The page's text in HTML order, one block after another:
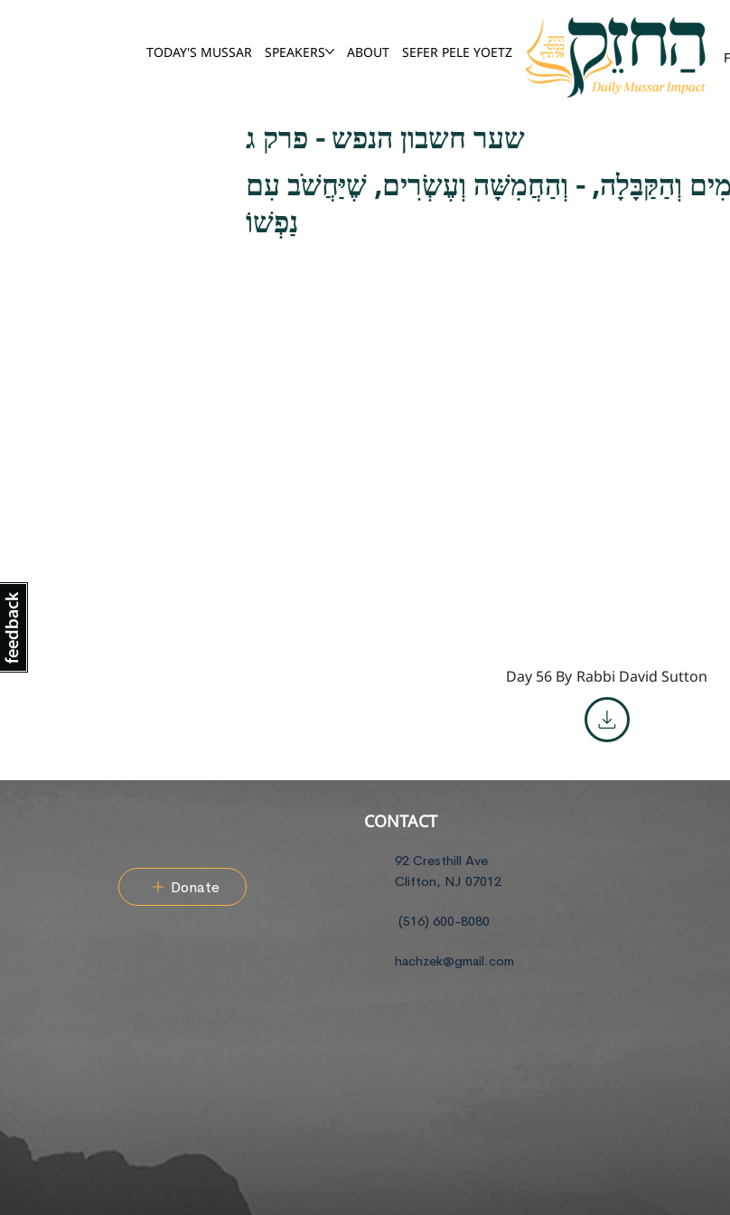
TODAY'S MUSSAR SPEAKERS ABOUT SEFER PELE YOETZ
שער חשבון הנפש - פרק ג
וְהַקַּבָּלָה, - וְהַחֲמִשָּׁה וְעֶשְׂרִים, שֶׁיַּחֲשֹׁב עִם
נַפְשׁוֹ
Day 56 By Rabbi David Sutton
Donate
CONTACT
92 Cresthill Ave
Clifton, NJ 07012
(516) 600-8080
hachzek@gmail.com